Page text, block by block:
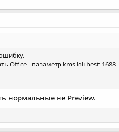
Office - параметр kms.loli.best: 1688 .
нормальные не Preview.